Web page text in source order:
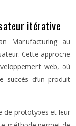
itérative
Manufacturing au
Cette approche
web, où
succès d’un produit
de prototypes et leur